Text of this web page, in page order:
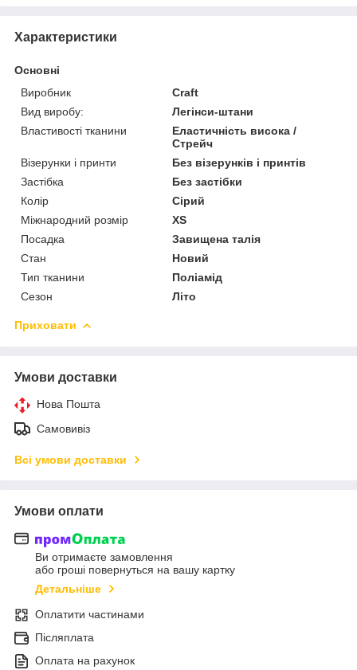
Характеристики
Основні
Виробник
Craft
Вид виробу:
Легінси-штани
Властивості тканини
Еластичність висока /
Стрейч
Візерунки і принти
Без візерунків і принтів
Застібка
Без застібки
Колір
Сірий
Міжнародний розмір
XS
Посадка
Завищена талія
Стан
Новий
Тип тканини
Поліамід
Сезон
Літо
Приховати
Умови доставки
Нова Пошта
Самовивіз
Всі умови доставки
Умови оплати
Ви отримаєте замовлення
або гроші повернуться на вашу картку
Детальніше
Оплатити частинами
Післяплата
Оплата на рахунок